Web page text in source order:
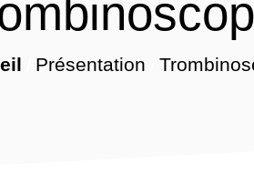
Présentation